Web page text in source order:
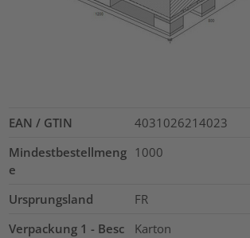
EAN / GTIN
4031026214023
Mindestbestellmeng
e
1000
Ursprungsland
FR
Verpackung 1 - Besc
Karton